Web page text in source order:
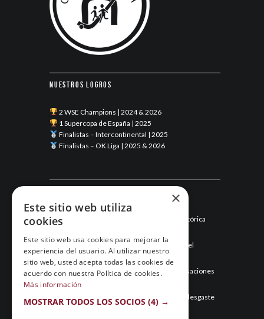
Nuestros logros
2 WSE Champions | 2024 & 2026
1 Supercopa de España | 2025
Finalistas – Intercontinental | 2025
Finalistas – OK Liga | 2025 & 2026
Esneca Fraga junio 2026: una temporada histórica
Mayo de 2026: el mes que hizo historia para el
Esneca Fraga
Abril de 2026: el Esneca Fraga recupera sensaciones
y asegura el segundo puesto
Marzo de 2026: el Esneca Fraga gestiona el desgaste
×
Este sitio web utiliza
cookies
Este sitio web usa cookies para mejorar la
experiencia del usuario. Al utilizar nuestro
sitio web, usted acepta todas las cookies de
acuerdo con nuestra Política de cookies.
Más información
MOSTRAR TODOS LOS SOCIOS (4) →